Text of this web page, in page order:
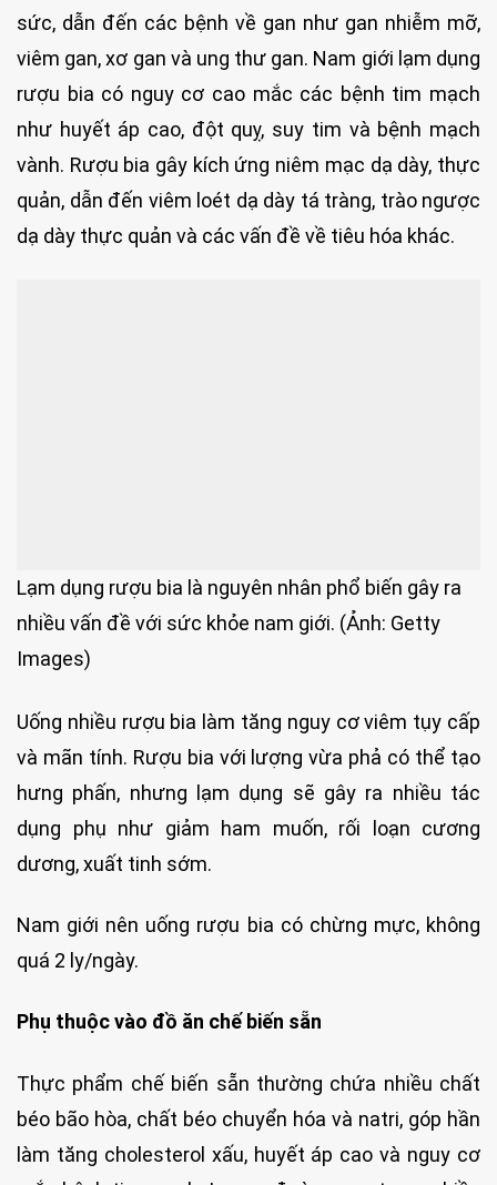
sức, dẫn đến các bệnh về gan như gan nhiễm mỡ,
viêm gan, xơ gan và ung thư gan. Nam giới lạm dụng
rượu bia có nguy cơ cao mắc các bệnh tim mạch
như huyết áp cao, đột quỵ, suy tim và bệnh mạch
vành. Rượu bia gây kích ứng niêm mạc dạ dày, thực
quản, dẫn đến viêm loét dạ dày tá tràng, trào ngược
dạ dày thực quản và các vấn đề về tiêu hóa khác.
Lạm dụng rượu bia là nguyên nhân phổ biến gây ra
nhiều vấn đề với sức khỏe nam giới. (Ảnh: Getty
Images)
Uống nhiều rượu bia làm tăng nguy cơ viêm tụy cấp
và mãn tính. Rượu bia với lượng vừa phả có thể tạo
hưng phấn, nhưng lạm dụng sẽ gây ra nhiều tác
dụng phụ như giảm ham muốn, rối loạn cương
dương, xuất tinh sớm.
Nam giới nên uống rượu bia có chừng mực, không
quá 2 ly/ngày.
Phụ thuộc vào đồ ăn chế biến sẵn
Thực phẩm chế biến sẵn thường chứa nhiều chất
béo bão hòa, chất béo chuyển hóa và natri, góp hần
làm tăng cholesterol xấu, huyết áp cao và nguy cơ